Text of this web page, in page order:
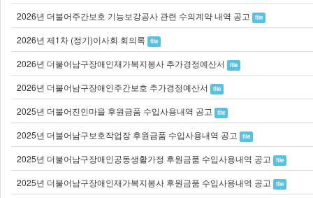
2026년 더불어주간보호 기능보강공사 관련 수의계약 내역 공고 file
2026년 제1차 (정기)이사회 회의록 file
2026년 더불어남구장애인재가복지봉사 추가경정예산서 file
2026년 더불어남구장애인주간보호 추가경정예산서 file
2025년 더불어진인마을 후원금품 수입사용내역 공고 file
2025년 더불어남구보호작업장 후원금품 수입사용내역 공고 file
2025년 더불어남구장애인공동생활가정 후원금품 수입사용내역 공고 file
2025년 더불어남구장애인재가복지봉사 후원금품 수입사용내역 공고 file